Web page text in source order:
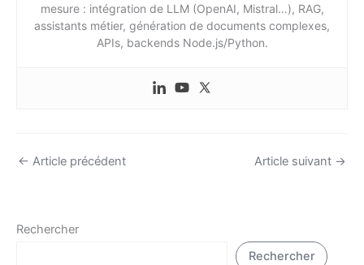
mesure : intégration de LLM (OpenAI, Mistral…), RAG,
assistants métier, génération de documents complexes,
APIs, backends Node.js/Python.
← Article précédent Article suivant →
Rechercher
Rechercher